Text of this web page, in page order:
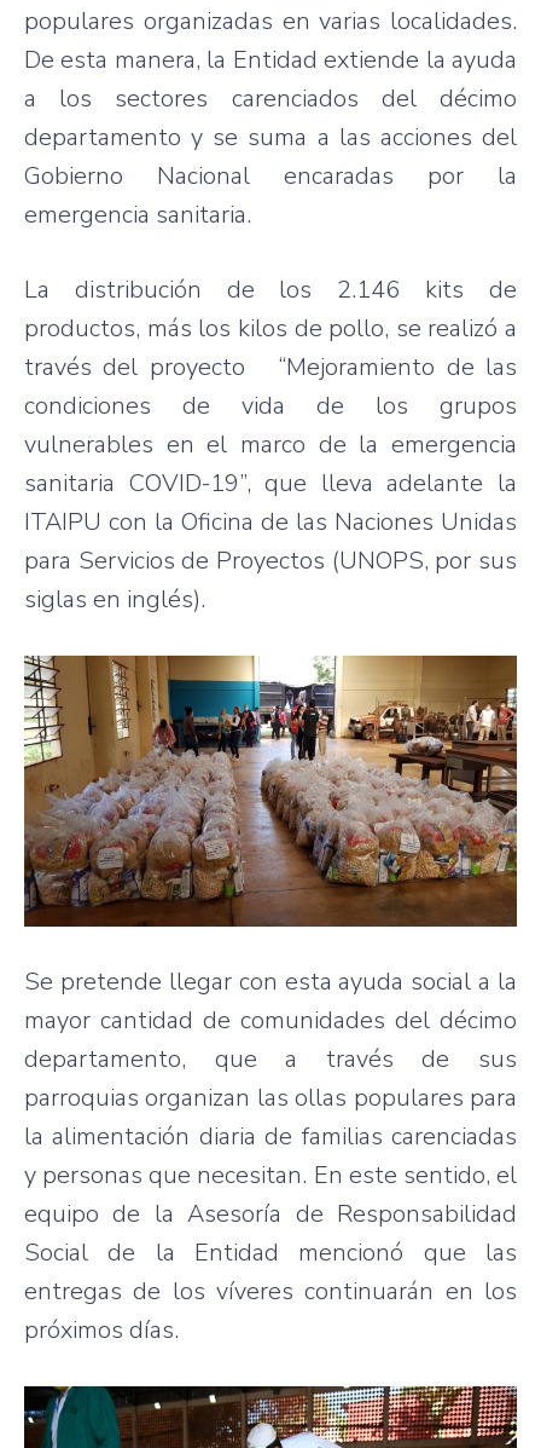
populares organizadas en varias localidades.
De esta manera, la Entidad extiende la ayuda
a los sectores carenciados del décimo
departamento y se suma a las acciones del
Gobierno Nacional encaradas por la
emergencia sanitaria.
La distribución de los 2.146 kits de
productos, más los kilos de pollo, se realizó a
través del proyecto “Mejoramiento de las
condiciones de vida de los grupos
vulnerables en el marco de la emergencia
sanitaria COVID-19”, que lleva adelante la
ITAIPU con la Oficina de las Naciones Unidas
para Servicios de Proyectos (UNOPS, por sus
siglas en inglés).
Se pretende llegar con esta ayuda social a la
mayor cantidad de comunidades del décimo
departamento, que a través de sus
parroquias organizan las ollas populares para
la alimentación diaria de familias carenciadas
y personas que necesitan. En este sentido, el
equipo de la Asesoría de Responsabilidad
Social de la Entidad mencionó que las
entregas de los víveres continuarán en los
próximos días.